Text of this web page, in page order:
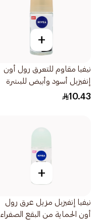
+
نيفيا مقاوم للتعرق رول أون
إنفيزبل أسود وأبيض للبشرة
الحساسة للنساء 50مل
10.43
+
نيفيا إنفيزبل مزيل عرق رول
أون الحماية من البقع الصفراء